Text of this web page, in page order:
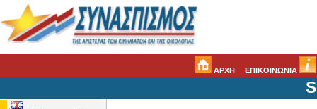
ΑΡΧΗ ΕΠΙΚΟΙΝΩΝΙΑ